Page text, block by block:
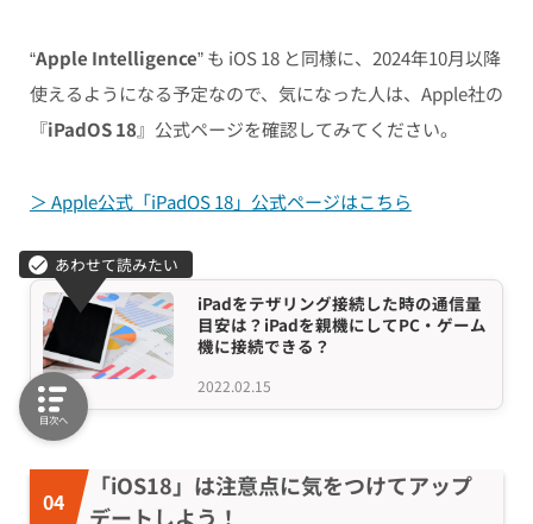
“Apple Intelligence” も iOS 18 と同様に、2024年10月以降
使えるようになる予定なので、気になった人は、Apple社の
『iPadOS 18』公式ページを確認してみてください。
＞ Apple公式「iPadOS 18」公式ページはこちら
2022.02.15
iPadをテザリング接続した時の通信量
目安は？iPadを親機にしてPC・ゲーム
機に接続できる？
「iOS18」は注意点に気をつけてアップ
デートしよう！
目次へ